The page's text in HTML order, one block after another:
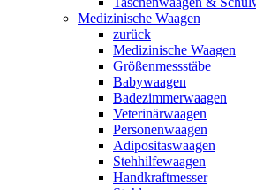
Medizinische Waagen
zurück
Medizinische Waagen
Größenmessstäbe
Babywaagen
Badezimmerwaagen
Veterinärwaagen
Personenwaagen
Adipositaswaagen
Stehhilfewaagen
Handkraftmesser